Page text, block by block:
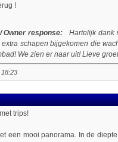
!
Owner response:
Hartelijk dank
schapen bijgekomen die
We zien er naar uit! Lieve
trips!
een mooi panorama. In de